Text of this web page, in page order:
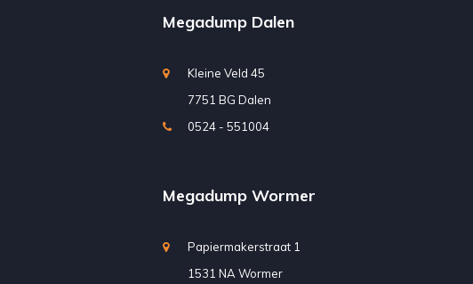
Megadump Dalen
Kleine Veld 45
7751 BG Dalen
0524 - 551004
Megadump Wormer
Papiermakerstraat 1
1531 NA Wormer